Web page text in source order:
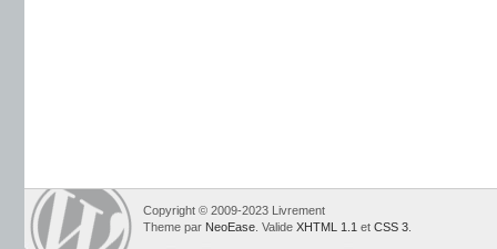
Copyright © 2009-2023 Livrement
Theme par NeoEase . Valide XHTML 1.1 et CSS 3